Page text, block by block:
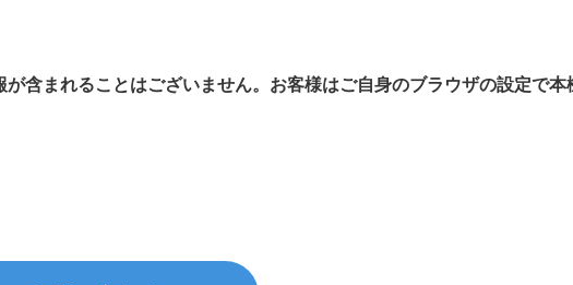
含まれることはございません。お客様はご自身のブラウザの設定で